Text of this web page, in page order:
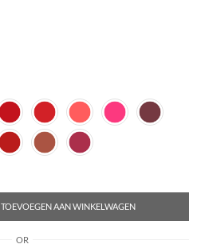
TOEVOEGEN AAN WINKELWAGEN
OR